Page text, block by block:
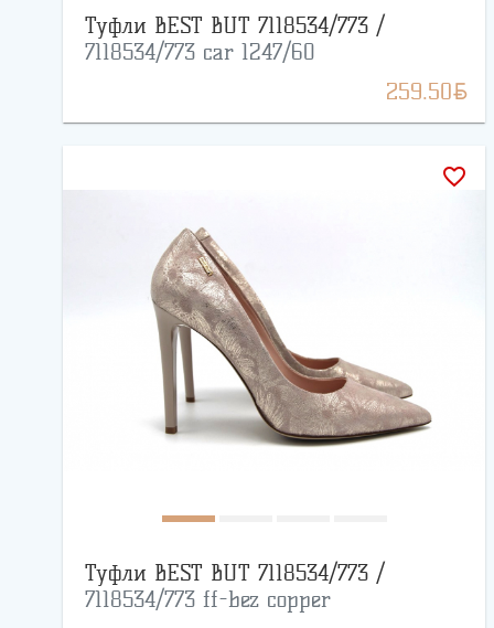
Туфли BEST BUT 7118534/773 /
7118534/773 car 1247/60
259.50BYN
favorite_border
Туфли BEST BUT 7118534/773 /
7118534/773 ff-bez copper